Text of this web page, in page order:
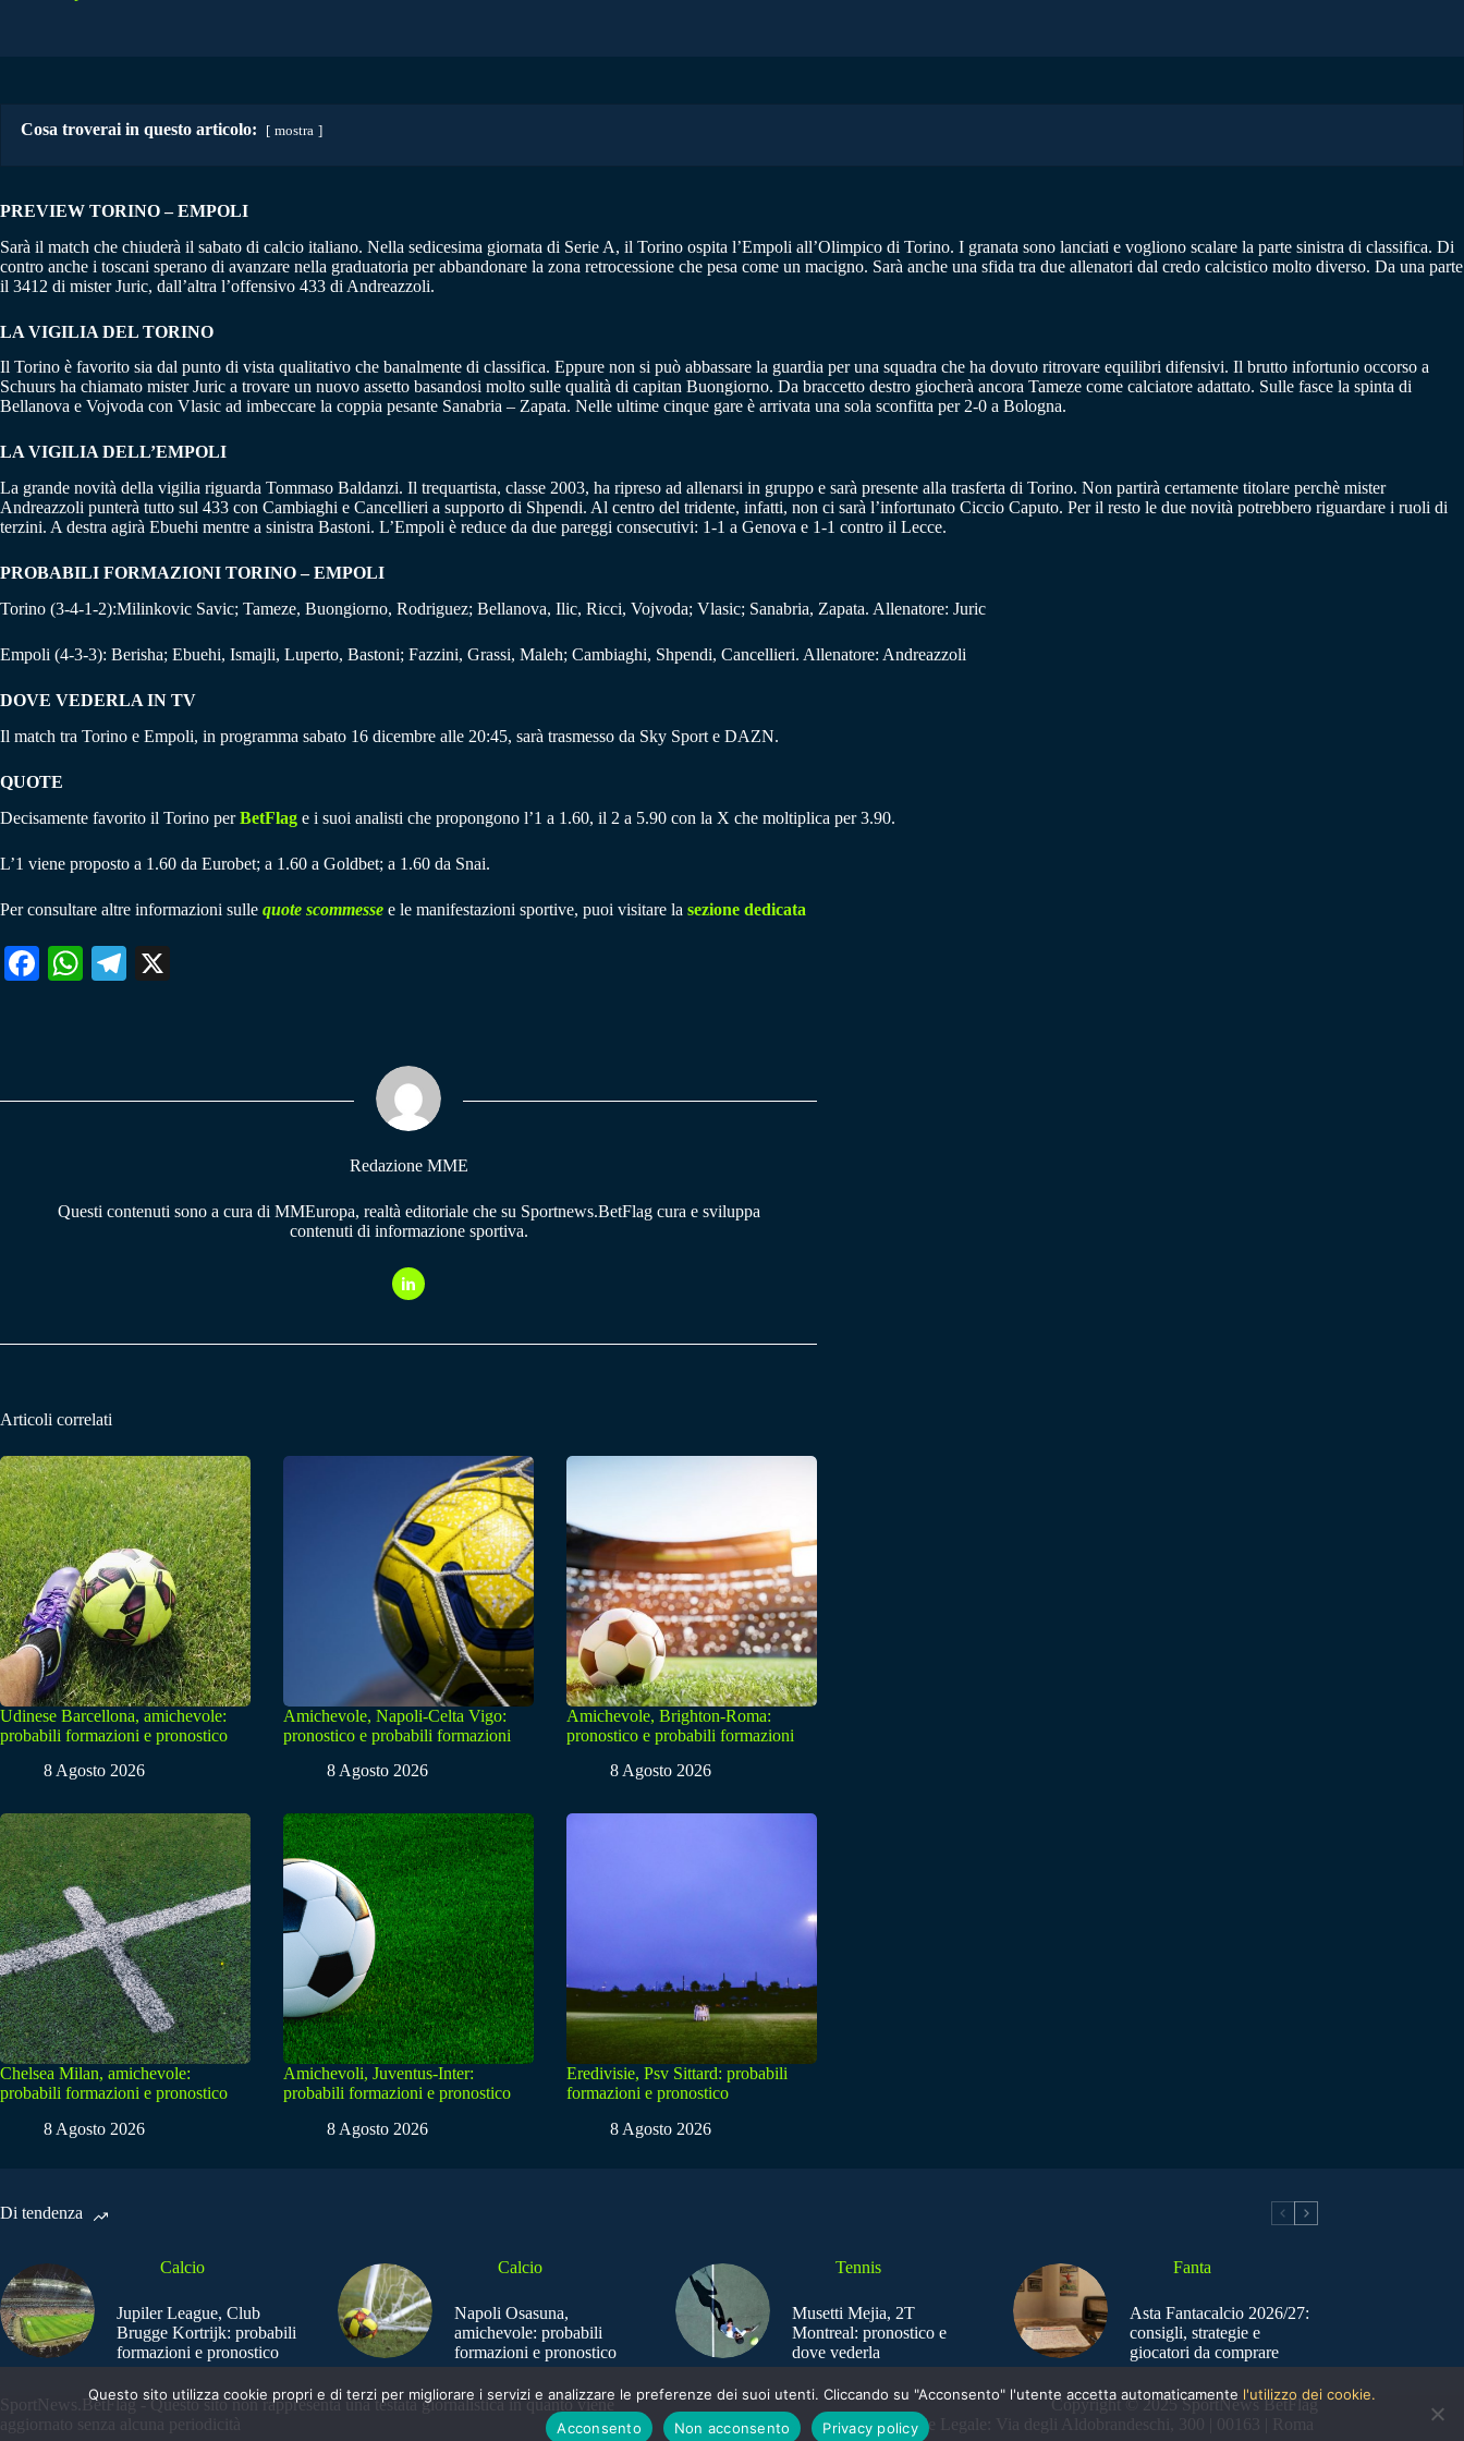
Cosa troverai in questo articolo: mostra
PREVIEW TORINO – EMPOLI
Sarà il match che chiuderà il sabato di calcio italiano. Nella sedicesima giornata di Serie A, il Torino ospita l’Empoli all’Olimpico di Torino. I granata sono lanciati e vogliono scalare la parte sinistra di classifica. Di
contro anche i toscani sperano di avanzare nella graduatoria per abbandonare la zona retrocessione che pesa come un macigno. Sarà anche una sfida tra due allenatori dal credo calcistico molto diverso. Da una parte
il 3412 di mister Juric, dall’altra l’offensivo 433 di Andreazzoli.
LA VIGILIA DEL TORINO
Il Torino è favorito sia dal punto di vista qualitativo che banalmente di classifica. Eppure non si può abbassare la guardia per una squadra che ha dovuto ritrovare equilibri difensivi. Il brutto infortunio occorso a
Schuurs ha chiamato mister Juric a trovare un nuovo assetto basandosi molto sulle qualità di capitan Buongiorno. Da braccetto destro giocherà ancora Tameze come calciatore adattato. Sulle fasce la spinta di
Bellanova e Vojvoda con Vlasic ad imbeccare la coppia pesante Sanabria – Zapata. Nelle ultime cinque gare è arrivata una sola sconfitta per 2-0 a Bologna.
LA VIGILIA DELL’EMPOLI
La grande novità della vigilia riguarda Tommaso Baldanzi. Il trequartista, classe 2003, ha ripreso ad allenarsi in gruppo e sarà presente alla trasferta di Torino. Non partirà certamente titolare perchè mister
Andreazzoli punterà tutto sul 433 con Cambiaghi e Cancellieri a supporto di Shpendi. Al centro del tridente, infatti, non ci sarà l’infortunato Ciccio Caputo. Per il resto le due novità potrebbero riguardare i ruoli di
terzini. A destra agirà Ebuehi mentre a sinistra Bastoni. L’Empoli è reduce da due pareggi consecutivi: 1-1 a Genova e 1-1 contro il Lecce.
PROBABILI FORMAZIONI TORINO – EMPOLI
Torino (3-4-1-2):Milinkovic Savic; Tameze, Buongiorno, Rodriguez; Bellanova, Ilic, Ricci, Vojvoda; Vlasic; Sanabria, Zapata. Allenatore: Juric
Empoli (4-3-3): Berisha; Ebuehi, Ismajli, Luperto, Bastoni; Fazzini, Grassi, Maleh; Cambiaghi, Shpendi, Cancellieri. Allenatore: Andreazzoli
DOVE VEDERLA IN TV
Il match tra Torino e Empoli, in programma sabato 16 dicembre alle 20:45, sarà trasmesso da Sky Sport e DAZN.
QUOTE
Decisamente favorito il Torino perBetFlag e i suoi analisti che propongono l’1 a 1.60, il 2 a 5.90 con la X che moltiplica per 3.90.
L’1 viene proposto a 1.60 da Eurobet; a 1.60 a Goldbet; a 1.60 da Snai.
Per consultare altre informazioni sulle quote scommesse e le manifestazioni sportive, puoi visitare la sezione dedicata
Fa W
pp
Te
m
Redazione MME
Questi contenuti sono a cura di MMEuropa, realtà editoriale che su Sportnews.BetFlag cura e sviluppa
contenuti di informazione sportiva.
Articoli correlati
Udinese Barcellona, amichevole:
probabili formazioni e pronostico
8 Agosto 2026
Amichevole, Napoli-Celta Vigo:
pronostico e probabili formazioni
8 Agosto 2026
Amichevole, Brighton-Roma:
pronostico e probabili formazioni
8 Agosto 2026
Chelsea Milan, amichevole:
probabili formazioni e pronostico
8 Agosto 2026
Amichevoli, Juventus-Inter:
probabili formazioni e pronostico
8 Agosto 2026
Eredivisie, Psv Sittard: probabili
formazioni e pronostico
8 Agosto 2026
Di tendenza
Calcio
Jupiler League, Club
Brugge Kortrijk: probabili
formazioni e pronostico
Calcio
Napoli Osasuna,
amichevole: probabili
formazioni e pronostico
Tennis
Musetti Mejia, 2T
Montreal: pronostico e
dove vederla
Fanta
Asta Fantacalcio 2026/27:
consigli, strategie e
giocatori da comprare
SportNews.BetFlag - Questo sito non rappresenta una testata giornalistica in quanto viene
aggiornato senza alcuna periodicità
Copyright © 2025 SportNews BetFlag
Sede Legale: Via degli Aldobrandeschi, 300 | 00163 | Roma
Questo sito utilizza cookie propri e di terzi per migliorare i servizi e analizzare le preferenze dei suoi utenti. Cliccando su "Acconsento" l'utente accetta automaticamente l'utilizzo dei cookie.
Acconsento
Non acconsento Privacy policy